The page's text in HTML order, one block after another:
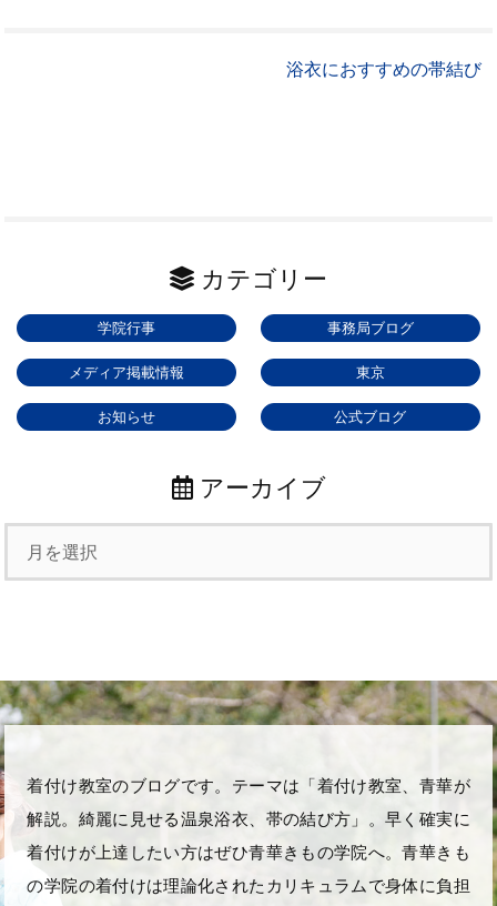
浴衣におすすめの帯結び
カテゴリー
学院行事 事務局ブログ
メディア掲載情報 東京
お知らせ 公式ブログ
アーカイブ
着付け教室のブログです。テーマは「着付け教室、青華が
解説。綺麗に見せる温泉浴衣、帯の結び方」。早く確実に
着付けが上達したい方はぜひ青華きもの学院へ。青華きも
の学院の着付けは理論化されたカリキュラムで身体に負担